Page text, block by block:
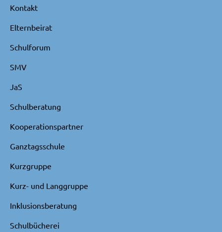
Kontakt
Elternbeirat
Schulforum
SMV
JaS
Schulberatung
Kooperationspartner
Ganztagsschule
Kurzgruppe
Kurz- und Langgruppe
Inklusionsberatung
Schulbücherei